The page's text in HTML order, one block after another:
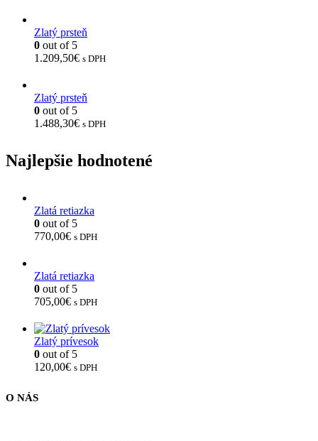
Zlatý prsteň
0 out of 5
1.209,50€ s DPH
Zlatý prsteň
0 out of 5
1.488,30€ s DPH
Najlepšie hodnotené
Zlatá retiazka
0 out of 5
770,00€ s DPH
Zlatá retiazka
0 out of 5
705,00€ s DPH
Zlatý prívesok
0 out of 5
120,00€ s DPH
O NÁS